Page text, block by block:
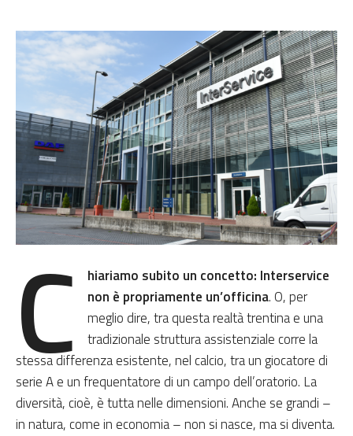
C hiariamo subito un concetto: Interservice
non è propriamente un’officina. O, per
meglio dire, tra questa realtà trentina e una
tradizionale struttura assistenziale corre la
stessa differenza esistente, nel calcio, tra un giocatore di
serie A e un frequentatore di un campo dell’oratorio. La
diversità, cioè, è tutta nelle dimensioni. Anche se grandi –
in natura, come in economia – non si nasce, ma si diventa.